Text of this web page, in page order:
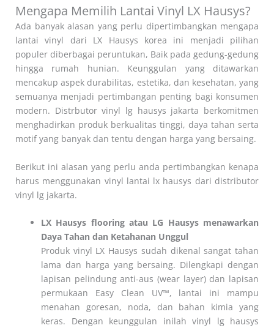
Mengapa Memilih Lantai Vinyl LX Hausys?
Ada banyak alasan yang perlu dipertimbangkan mengapa
lantai vinyl dari LX Hausys korea ini menjadi pilihan
populer diberbagai peruntukan, Baik pada gedung-gedung
hingga rumah hunian. Keunggulan yang ditawarkan
mencakup aspek durabilitas, estetika, dan kesehatan, yang
semuanya menjadi pertimbangan penting bagi konsumen
modern. Distrbutor vinyl lg hausys jakarta berkomitmen
menghadirkan produk berkualitas tinggi, daya tahan serta
motif yang banyak dan tentu dengan harga yang bersaing.
Berikut ini alasan yang perlu anda pertimbangkan kenapa
harus menggunakan vinyl lantai lx hausys dari distributor
vinyl lg jakarta.
LX Hausys flooring atau LG Hausys menawarkan
Daya Tahan dan Ketahanan Unggul
Produk vinyl LX Hausys sudah dikenal sangat tahan
lama dan harga yang bersaing. Dilengkapi dengan
lapisan pelindung anti-aus (wear layer) dan lapisan
permukaan Easy Clean UV™, lantai ini mampu
menahan goresan, noda, dan bahan kimia yang
keras. Dengan keunggulan inilah vinyl lg hausys